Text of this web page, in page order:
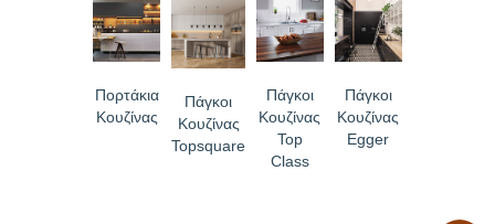
– Υψηλή αντοχή στον αποχρωματισμό
– Ανθεκτικότητα στη θερμότητα και τον ατμό
– Εύκολη μεταφορά και τοποθέτηση
Πορτάκια
Κουζίνας
Πάγκοι
Κουζίνας
Topsquare
Πάγκοι
Κουζίνας
Top
Class
Πάγκοι
Κουζίνας
Egger